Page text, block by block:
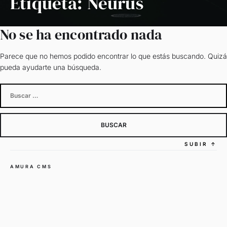
No se ha encontrado nada
Parece que no hemos podido encontrar lo que estás buscando. Quizá
pueda ayudarte una búsqueda.
SUBIR ↑
AMURA CMS